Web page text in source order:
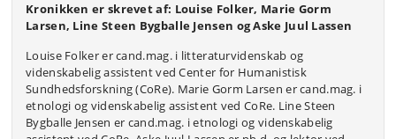
Kronikken er skrevet af: Louise Folker, Marie Gorm
Larsen, Line Steen Bygballe Jensen og Aske Juul Lassen
Louise Folker er cand.mag. i litteraturvidenskab og
videnskabelig assistent ved Center for Humanistisk
Sundhedsforskning (CoRe). Marie Gorm Larsen er cand.mag. i
etnologi og videnskabelig assistent ved CoRe. Line Steen
Bygballe Jensen er cand.mag. i etnologi og videnskabelig